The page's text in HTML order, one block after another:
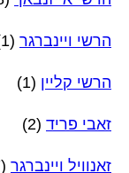
הרשי ויינברגר (1)
הרשי קליין (1)
זאבי פריד (2)
זאנוויל ויינברגר (37)